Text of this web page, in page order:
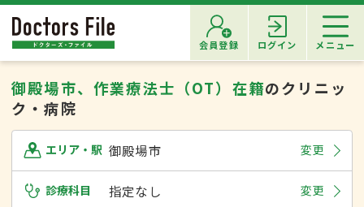
会員登録 ログイン メニュー
御殿場市、作業療法士（OT）在籍のクリニッ
ク・病院
エリア・駅 御殿場市 変更
診療科目 指定なし 変更